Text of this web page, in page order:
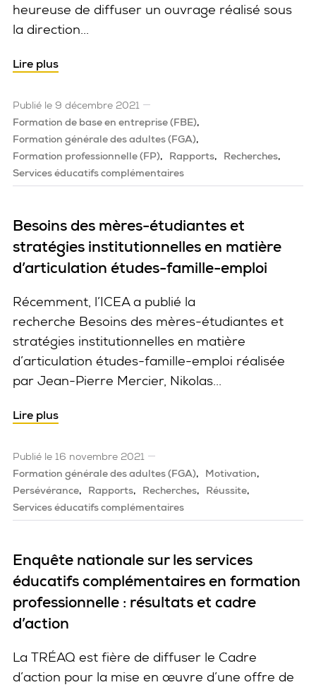
heureuse de diffuser un ouvrage réalisé sous
la direction...
Lire plus
Publié le 9 décembre 2021
Formation de base en entreprise (FBE)
Formation générale des adultes (FGA)
Formation professionnelle (FP)
Rapports
Recherches
Services éducatifs complémentaires
Besoins des mères-étudiantes et
stratégies institutionnelles en matière
d’articulation études-famille-emploi
Récemment, l’ICEA a publié la
recherche Besoins des mères-étudiantes et
stratégies institutionnelles en matière
d’articulation études-famille-emploi réalisée
par Jean-Pierre Mercier, Nikolas...
Lire plus
Publié le 16 novembre 2021
Formation générale des adultes (FGA)
Motivation
Persévérance
Rapports Recherches
Réussite
Services éducatifs complémentaires
Enquête nationale sur les services
éducatifs complémentaires en formation
professionnelle : résultats et cadre
d’action
La TRÉAQ est fière de diffuser le Cadre
d’action pour la mise en œuvre d’une offre de